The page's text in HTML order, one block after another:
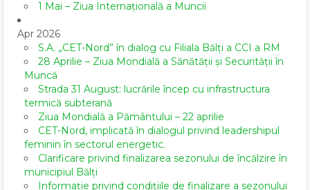
1 Mai – Ziua Internațională a Muncii
Apr 2026
S.A. „CET-Nord” în dialog cu Filiala Bălți a CCI a RM
28 Aprilie – Ziua Mondială a Sănătății și Securității în
Muncă
Strada 31 August: lucrările încep cu infrastructura
termică subterană
Ziua Mondială a Pământului – 22 aprilie
CET-Nord, implicată în dialogul privind leadershipul
feminin în sectorul energetic.
Clarificare privind finalizarea sezonului de încălzire în
municipiul Bălți
Informație privind condițiile de finalizare a sezonului